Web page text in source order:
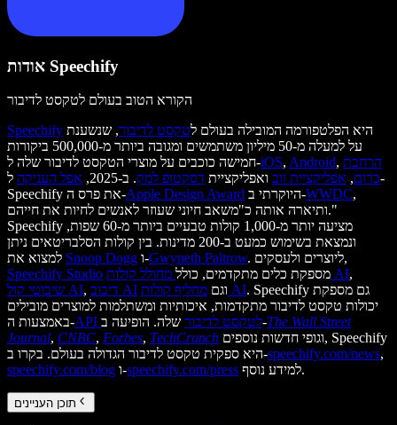
אודות Speechify
הקורא הטוב בעולם לטקסט לדיבור
Speechify
היא הפלטפורמה המובילה בעולם לטקסט לדיבור, שנשענת
על למעלה מ-50 מיליון משתמשים ומגובה ביותר מ-500,000 ביקורות
חמישה כוכבים על מוצרי הטקסט לדיבור שלה ל-iOS, Android, הרחבת
כרום, אפליקציית ווב ואפליקציית דסקטופ למק. ב-2025, אפל העניקה ל-
Speechify את פרס ה-Apple Design Award היוקרתי ב-WWDC,
ותיארה אותה כ"משאב חיוני שעוזר לאנשים לחיות את חייהם."
Speechify מציעה יותר מ-1,000 קולות טבעיים ביותר מ-60 שפות,
ונמצאת בשימוש כמעט ב-200 מדינות. בין קולות הסלבריטאים ניתן
Snoop Dogg ו-Gwyneth Paltrow
. ליוצרים ולעסקים,
Speechify Studio
מספקת כלים מתקדמים, כולל מחולל קולות AI,
שיבוטי קול AI, דיבוב AI וגם מחליף קולות AI. Speechify גם מספקת
יכולות טקסט לדיבור מתקדמות, איכותיות ומשתלמות למוצרים מובילים
באמצעות ה-
API לטקסט לדיבורשלה. הופיעה ב-The Wall Street
Journal, CNBC, Forbes, TechCrunch
היא ספקית טקסט לדיבור הגדולה בעולם. בקרו ב-speechify.com/news,
speechify.com/blog ו-speechify.com/press למידע נוסף.
תוכן העניינים